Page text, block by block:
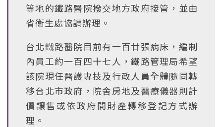
等地的鐵路醫院撥交地方政府接管，並由
省衛生處協調辦理。
台北鐵路醫院目前有一百廿張病床，編制
內員工約一百四十七人，鐵路管理局希望
該院現任醫護專技及行政人員全體隨同轉
移台北市政府，院舍房地及醫療儀器則計
價讓售或依政府間財產轉移登記方式辦
理。